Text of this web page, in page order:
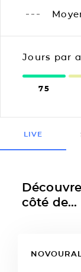
Jours par
75
LIVE
côté de...